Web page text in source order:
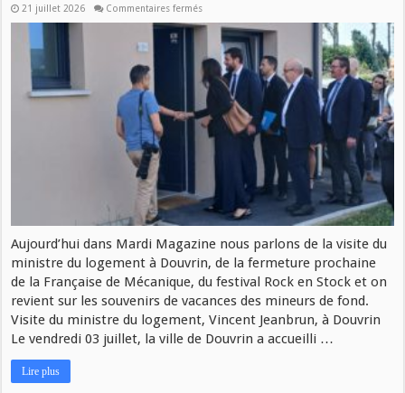
21 juillet 2026 Commentaires fermés
Aujourd’hui dans Mardi Magazine nous parlons de la visite du
ministre du logement à Douvrin, de la fermeture prochaine
de la Française de Mécanique, du festival Rock en Stock et on
revient sur les souvenirs de vacances des mineurs de fond.
Visite du ministre du logement, Vincent Jeanbrun, à Douvrin
Le vendredi 03 juillet, la ville de Douvrin a accueilli …
Lire plus